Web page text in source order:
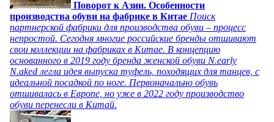
Поворот к Азии. Особенности
производства обуви на фабрике в Китае Поиск
партнерской фабрики для производства обуви – процесс
непростой. Сегодня многие российские бренды отшивают
свои коллекции на фабриках в Китае. В концепцию
основанного в 2019 году бренда женской обуви N.early
N.aked легла идея выпуска туфель, походящих для танцев, с
идеальной посадкой по ноге. Первоначально обувь
отшивалась в Европе, но уже в 2022 году производство
обуви перенесли в Китай.